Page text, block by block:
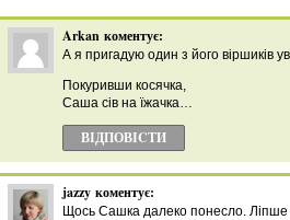
Arkan коментує:
А я пригадую один з його віршиків
Покуривши косячка,
Саша сів на їжачка…
ВІДПОВІCТИ
jazzy коментує:
Щось Сашка далеко понесло. Ліпше